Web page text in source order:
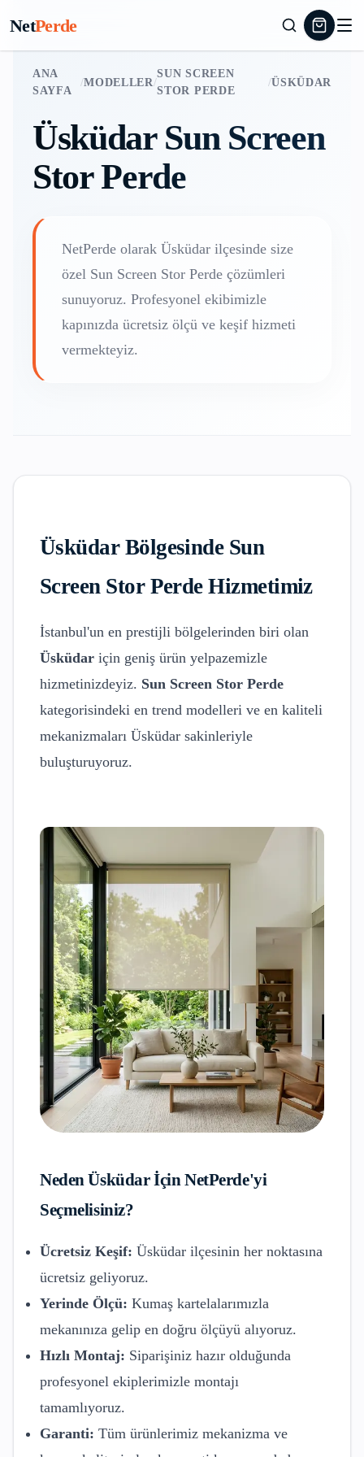
NetPerde
ANA
SAYFA
/MODELLER /
SUN SCREEN
STOR PERDE
/ÜSKÜDAR
Üsküdar Sun Screen
Stor Perde
NetPerde olarak Üsküdar ilçesinde size
özel Sun Screen Stor Perde çözümleri
sunuyoruz. Profesyonel ekibimizle
kapınızda ücretsiz ölçü ve keşif hizmeti
vermekteyiz.
ÜsküdarBölgesinde Sun
Screen Stor PerdeHizmetimiz
İstanbul'un en prestijli bölgelerinden biri olan
Üsküdar için geniş ürün yelpazemizle
hizmetinizdeyiz. Sun Screen Stor Perde
kategorisindeki en trend modelleri ve en kaliteli
mekanizmaları Üsküdar sakinleriyle
buluşturuyoruz.
NedenÜsküdarİçin NetPerde'yi
Seçmelisiniz?
Ücretsiz Keşif: Üsküdar ilçesinin her noktasına
ücretsiz geliyoruz.
Yerinde Ölçü: Kumaş kartelalarımızla
mekanınıza gelip en doğru ölçüyü alıyoruz.
Hızlı Montaj: Siparişiniz hazır olduğunda
profesyonel ekiplerimizle montajı
tamamlıyoruz.
Garanti: Tüm ürünlerimiz mekanizma ve